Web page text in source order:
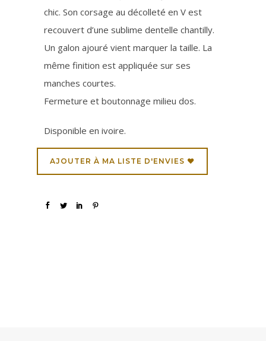
chic. Son corsage au décolleté en V est
recouvert d’une sublime dentelle chantilly.
Un galon ajouré vient marquer la taille. La
même finition est appliquée sur ses
manches courtes.
Fermeture et boutonnage milieu dos.
Disponible en ivoire.
AJOUTER À MA LISTE D'ENVIES ♥